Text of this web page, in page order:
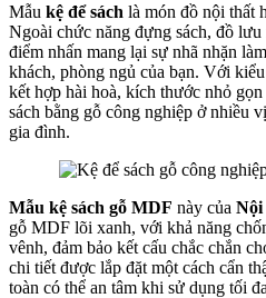
Mẫu kệ để sách là món đồ nội thất
Ngoài chức năng đựng sách, đồ
điểm nhấn mang lại sự nhã nhặn
khách, phòng ngủ của bạn. Với
kết hợp hài hoà, kích thước nhỏ
sách bằng gỗ công nghiệp ở nhiều
gia đình.
Mẫu kệ sách gỗ MDF này của Nội
gỗ MDF lõi xanh, với khả năng
vênh, đảm bảo kết cấu chắc chắn
chi tiết được lắp đặt một cách cẩn
toàn có thể an tâm khi sử dụng tối